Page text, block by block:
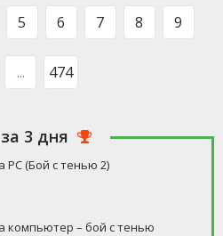
свободное время, но
5 6 7 8 9
... 474
3 дня
PC (Бой с тенью 2)
компьютер – бой с тенью